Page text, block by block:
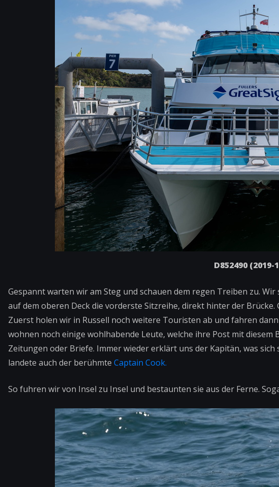
D852490 (2019-
Gespannt warten wir am Steg und schauen dem regen Treiben zu.
auf dem oberen Deck die vorderste Sitzreihe, direkt hinter der
Zuerst holen wir in Russell noch weitere Touristen ab und fahren
wohnen noch einige wohlhabende Leute, welche ihre Post mit
Zeitungen oder Briefe. Immer wieder erklärt uns der Kapitän, was
landete auch der berühmte Captain Cook.
So fuhren wir von Insel zu Insel und bestaunten sie aus der Ferne.